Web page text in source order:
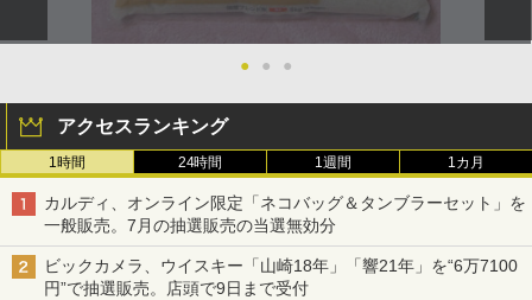
● ● ●
アクセスランキング
1時間 24時間 1週間 1カ月
カルディ、オンライン限定「ネコバッグ＆タンブラーセット」を
一般販売。7月の抽選販売の当選無効分
ビックカメラ、ウイスキー「山崎18年」「響21年」を“6万7100
円”で抽選販売。店頭で9日まで受付